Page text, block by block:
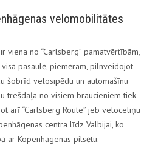
velomobilitātes
viena no “Carlsberg” pamatvērtībām,
pasaulē, piemēram, pilnveidojot
šobrīd velosipēdu un automašīnu
trešdaļa no visiem braucieniem tiek
arī “Carlsberg Route” jeb veloceliņu
centra līdz Valbijai, ko
ar Kopenhāgenas pilsētu.